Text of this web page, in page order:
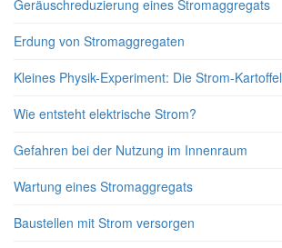
Geräuschreduzierung eines Stromaggregats
Erdung von Stromaggregaten
Kleines Physik-Experiment: Die Strom-Kartoffel
Wie entsteht elektrische Strom?
Gefahren bei der Nutzung im Innenraum
Wartung eines Stromaggregats
Baustellen mit Strom versorgen